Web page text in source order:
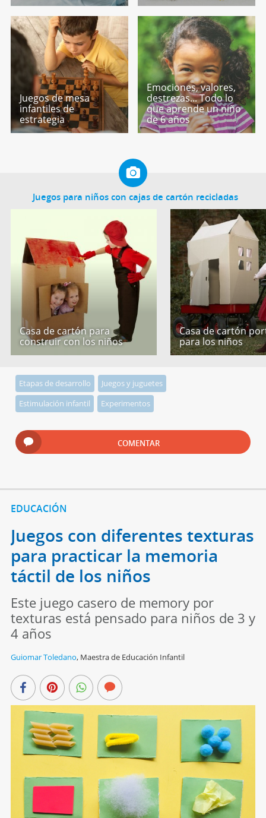
Juegos de mesa
infantiles de
estrategia
Emociones, valores,
destrezas... Todo lo
que aprende un niño
de 6 años
Juegos para niños con cajas de cartón recicladas
Casa de cartón para
construir con los niños
Casa de cartón
para los niños
Etapas de desarrollo
Juegos y juguetes
Estimulación infantil
Experimentos
COMENTAR
EDUCACIÓN
Juegos con diferentes texturas
para practicar la memoria
táctil de los niños
Este juego casero de memory por
texturas está pensado para niños de 3 y
4 años
Guiomar Toledano, Maestra de Educación Infantil